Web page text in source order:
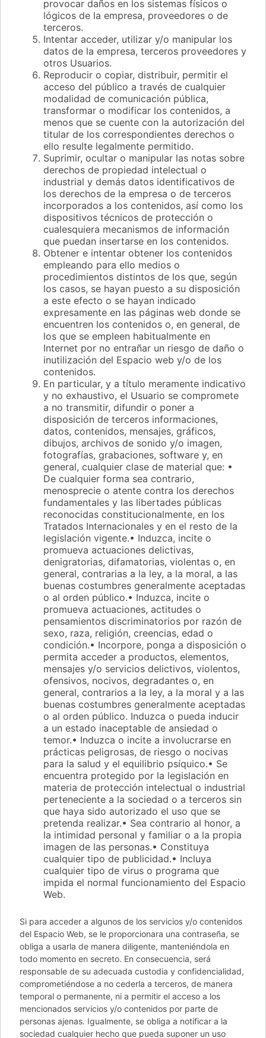
provocar daños en los sistemas físicos o
lógicos de la empresa, proveedores o de
terceros.
Intentar acceder, utilizar y/o manipular los
datos de la empresa, terceros proveedores y
otros Usuarios.
Reproducir o copiar, distribuir, permitir el
acceso del público a través de cualquier
modalidad de comunicación pública,
transformar o modificar los contenidos, a
menos que se cuente con la autorización del
titular de los correspondientes derechos o
ello resulte legalmente permitido.
Suprimir, ocultar o manipular las notas sobre
derechos de propiedad intelectual o
industrial y demás datos identificativos de
los derechos de la empresa o de terceros
incorporados a los contenidos, así como los
dispositivos técnicos de protección o
cualesquiera mecanismos de información
que puedan insertarse en los contenidos.
Obtener e intentar obtener los contenidos
empleando para ello medios o
procedimientos distintos de los que, según
los casos, se hayan puesto a su disposición
a este efecto o se hayan indicado
expresamente en las páginas web donde se
encuentren los contenidos o, en general, de
los que se empleen habitualmente en
Internet por no entrañar un riesgo de daño o
inutilización del Espacio web y/o de los
contenidos.
En particular, y a título meramente indicativo
y no exhaustivo, el Usuario se compromete
a no transmitir, difundir o poner a
disposición de terceros informaciones,
datos, contenidos, mensajes, gráficos,
dibujos, archivos de sonido y/o imagen,
fotografías, grabaciones, software y, en
general, cualquier clase de material que: •
De cualquier forma sea contrario,
menosprecie o atente contra los derechos
fundamentales y las libertades públicas
reconocidas constitucionalmente, en los
Tratados Internacionales y en el resto de la
legislación vigente.• Induzca, incite o
promueva actuaciones delictivas,
denigratorias, difamatorias, violentas o, en
general, contrarias a la ley, a la moral, a las
buenas costumbres generalmente aceptadas
o al orden público.• Induzca, incite o
promueva actuaciones, actitudes o
pensamientos discriminatorios por razón de
sexo, raza, religión, creencias, edad o
condición.• Incorpore, ponga a disposición o
permita acceder a productos, elementos,
mensajes y/o servicios delictivos, violentos,
ofensivos, nocivos, degradantes o, en
general, contrarios a la ley, a la moral y a las
buenas costumbres generalmente aceptadas
o al orden público. Induzca o pueda inducir
a un estado inaceptable de ansiedad o
temor.• Induzca o incite a involucrarse en
prácticas peligrosas, de riesgo o nocivas
para la salud y el equilibrio psíquico.• Se
encuentra protegido por la legislación en
materia de protección intelectual o industrial
perteneciente a la sociedad o a terceros sin
que haya sido autorizado el uso que se
pretenda realizar.• Sea contrario al honor, a
la intimidad personal y familiar o a la propia
imagen de las personas.• Constituya
cualquier tipo de publicidad.• Incluya
cualquier tipo de virus o programa que
impida el normal funcionamiento del Espacio
Web.
Si para acceder a algunos de los servicios y/o contenidos
del Espacio Web, se le proporcionara una contraseña, se
obliga a usarla de manera diligente, manteniéndola en
todo momento en secreto. En consecuencia, será
responsable de su adecuada custodia y confidencialidad,
comprometiéndose a no cederla a terceros, de manera
temporal o permanente, ni a permitir el acceso a los
mencionados servicios y/o contenidos por parte de
personas ajenas. Igualmente, se obliga a notificar a la
sociedad cualquier hecho que pueda suponer un uso